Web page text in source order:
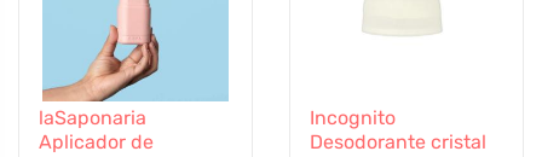
laSaponaria
Aplicador de
Incognito
Desodorante cristal